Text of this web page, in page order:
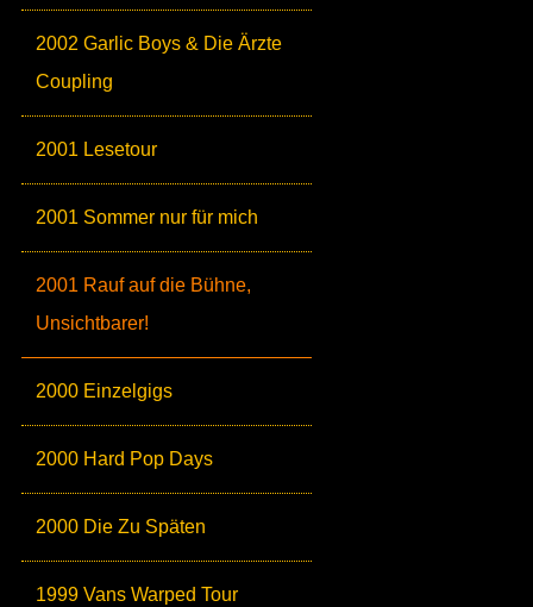
2002 Garlic Boys & Die Ärzte
Coupling
2001 Lesetour
2001 Sommer nur für mich
2001 Rauf auf die Bühne,
Unsichtbarer!
2000 Einzelgigs
2000 Hard Pop Days
2000 Die Zu Späten
1999 Vans Warped Tour